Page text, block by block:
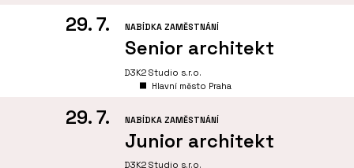
29. 7. NABÍDKA ZAMĚSTNÁNÍ
Senior architekt
D3K2 Studio s.r.o.
Hlavní město Praha
29. 7. NABÍDKA ZAMĚSTNÁNÍ
Junior architekt
D3K2 Studio s.r.o.